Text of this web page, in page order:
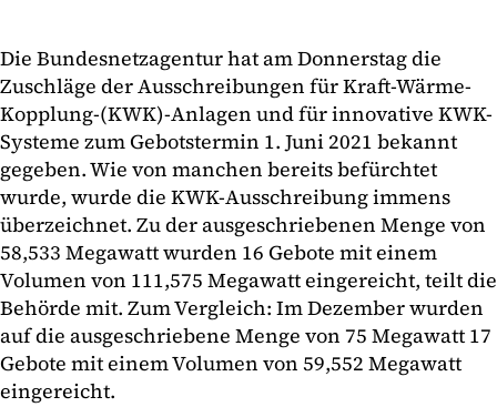
Die Bundesnetzagentur hat am Donnerstag die
Zuschläge der Ausschreibungen für Kraft-Wärme-
Kopplung-(KWK)-Anlagen und für innovative KWK-
Systeme zum Gebotstermin 1. Juni 2021 bekannt
gegeben. Wie von manchen bereits befürchtet
wurde, wurde die KWK-Ausschreibung immens
überzeichnet. Zu der ausgeschriebenen Menge von
58,533 Megawatt wurden 16 Gebote mit einem
Volumen von 111,575 Megawatt eingereicht, teilt die
Behörde mit. Zum Vergleich: Im Dezember wurden
auf die ausgeschriebene Menge von 75 Megawatt 17
Gebote mit einem Volumen von 59,552 Megawatt
eingereicht.